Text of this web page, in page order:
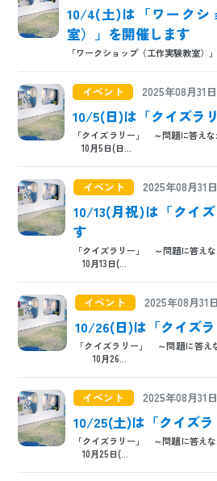
日本語 ENGLISH
10/4(土)は「ワークシ
室）」を開催します
「ワークショップ（工作実験
イベント 2025年08月31日
10/5(日)は「クイズラ
「クイズラリー」 ～問題に答
10月5日(日...
イベント 2025年08月31日
10/13(月祝)は「クイ
す
「クイズラリー」 ～問題に答
10月13日(...
イベント 2025年08月31日
10/26(日)は「クイズ
「クイズラリー」 ～問題に答
10月26...
イベント 2025年08月31日
10/25(土)は「クイズ
「クイズラリー」 ～問題に答
10月25日(...